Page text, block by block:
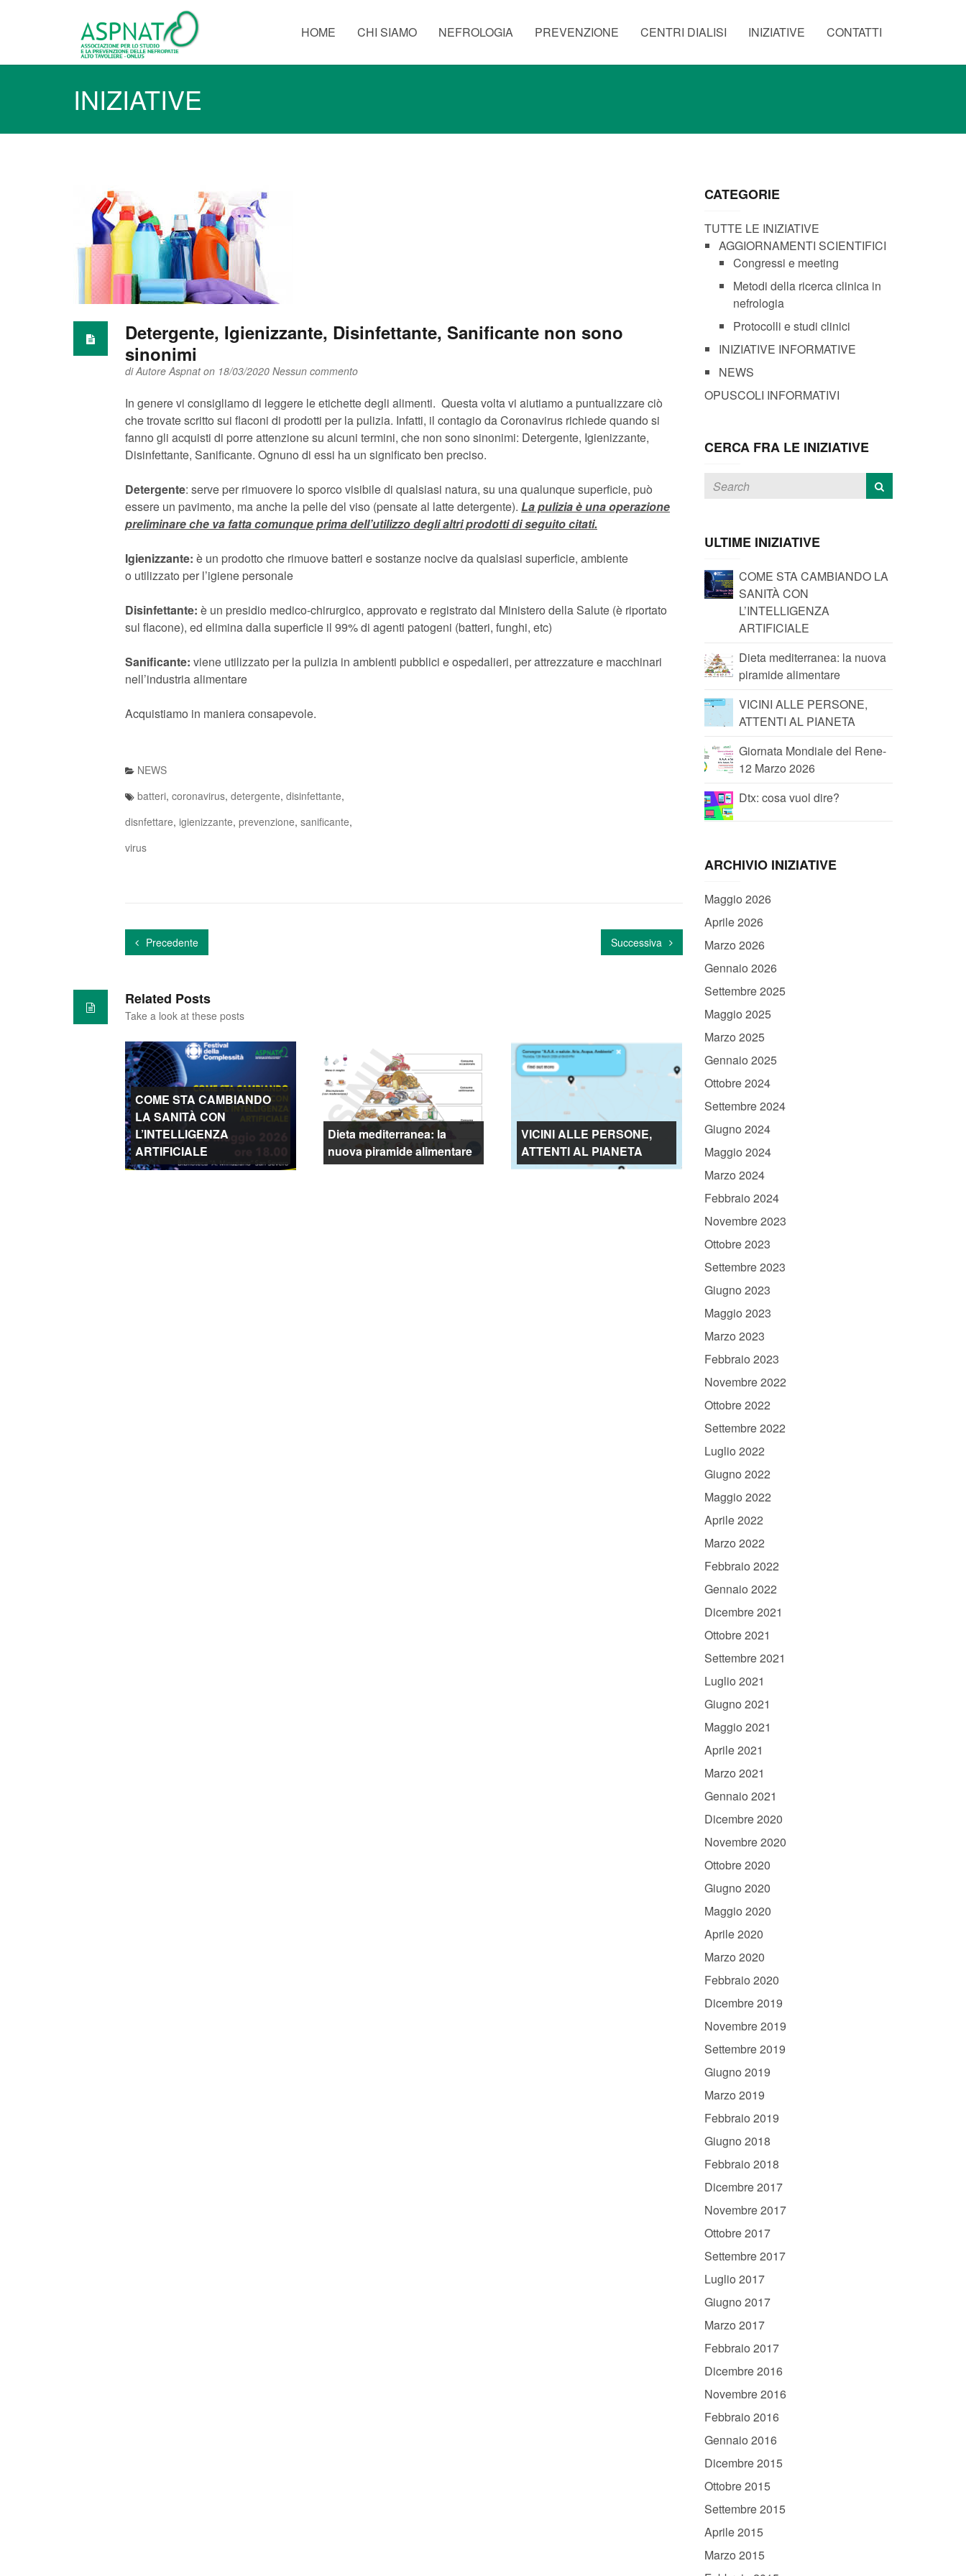
HOME CHI SIAMO NEFROLOGIA PREVENZIONE CENTRI DIALISI INIZIATIVE CONTATTI
INIZIATIVE
Detergente, Igienizzante, Disinfettante, Sanificante non sono
sinonimi
diAutore Aspnaton 18/03/2020 Nessun commento
In genere vi consigliamo di leggere le etichette degli alimenti. Questa volta vi aiutiamo a puntualizzare ciò
che trovate scritto sui flaconi di prodotti per la pulizia. Infatti, il contagio da Coronavirus richiede quando si
fanno gli acquisti di porre attenzione su alcuni termini, che non sono sinonimi: Detergente, Igienizzante,
Disinfettante, Sanificante. Ognuno di essi ha un significato ben preciso.
Detergente: serve per rimuovere lo sporco visibile di qualsiasi natura, su una qualunque superficie, può
essere un pavimento, ma anche la pelle del viso (pensate al latte detergente). La pulizia è una operazione
preliminare che va fatta comunque prima dell’utilizzo degli altri prodotti di seguito citati.
Igienizzante: è un prodotto che rimuove batteri e sostanze nocive da qualsiasi superficie, ambiente
o utilizzato per l’igiene personale
Disinfettante: è un presidio medico-chirurgico, approvato e registrato dal Ministero della Salute (è riportato
sul flacone), ed elimina dalla superficie il 99% di agenti patogeni (batteri, funghi, etc)
Sanificante: viene utilizzato per la pulizia in ambienti pubblici e ospedalieri, per attrezzature e macchinari
nell’industria alimentare
Acquistiamo in maniera consapevole.
NEWS
batteri, coronavirus, detergente, disinfettante,
disnfettare, igienizzante, prevenzione, sanificante,
virus
Precedente Successiva
Related Posts
Take a look at these posts
COME STA CAMBIANDO
LA SANITÀ CON
L’INTELLIGENZA
ARTIFICIALE
Dieta mediterranea: la
nuova piramide alimentare
VICINI ALLE PERSONE,
ATTENTI AL PIANETA
CATEGORIE
TUTTE LE INIZIATIVE
AGGIORNAMENTI SCIENTIFICI
Congressi e meeting
Metodi della ricerca clinica in
nefrologia
Protocolli e studi clinici
INIZIATIVE INFORMATIVE
NEWS
OPUSCOLI INFORMATIVI
CERCA FRA LE INIZIATIVE
ULTIME INIZIATIVE
COME STA CAMBIANDO LA
SANITÀ CON
L’INTELLIGENZA
ARTIFICIALE
Dieta mediterranea: la nuova
piramide alimentare
VICINI ALLE PERSONE,
ATTENTI AL PIANETA
Giornata Mondiale del Rene-
12 Marzo 2026
Dtx: cosa vuol dire?
ARCHIVIO INIZIATIVE
Maggio 2026
Aprile 2026
Marzo 2026
Gennaio 2026
Settembre 2025
Maggio 2025
Marzo 2025
Gennaio 2025
Ottobre 2024
Settembre 2024
Giugno 2024
Maggio 2024
Marzo 2024
Febbraio 2024
Novembre 2023
Ottobre 2023
Settembre 2023
Giugno 2023
Maggio 2023
Marzo 2023
Febbraio 2023
Novembre 2022
Ottobre 2022
Settembre 2022
Luglio 2022
Giugno 2022
Maggio 2022
Aprile 2022
Marzo 2022
Febbraio 2022
Gennaio 2022
Dicembre 2021
Ottobre 2021
Settembre 2021
Luglio 2021
Giugno 2021
Maggio 2021
Aprile 2021
Marzo 2021
Gennaio 2021
Dicembre 2020
Novembre 2020
Ottobre 2020
Giugno 2020
Maggio 2020
Aprile 2020
Marzo 2020
Febbraio 2020
Dicembre 2019
Novembre 2019
Settembre 2019
Giugno 2019
Marzo 2019
Febbraio 2019
Giugno 2018
Febbraio 2018
Dicembre 2017
Novembre 2017
Ottobre 2017
Settembre 2017
Luglio 2017
Giugno 2017
Marzo 2017
Febbraio 2017
Dicembre 2016
Novembre 2016
Febbraio 2016
Gennaio 2016
Dicembre 2015
Ottobre 2015
Settembre 2015
Aprile 2015
Marzo 2015